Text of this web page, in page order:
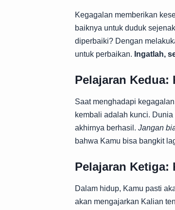
Kegagalan memberikan
baiknya untuk duduk
diperbaiki? Dengan
untuk perbaikan. Ingatlah,
Pelajaran Kedua:
Saat menghadapi
kembali adalah kunci.
akhirnya berhasil. Jangan
bahwa Kamu bisa bangkit
Pelajaran Ketiga:
Dalam hidup, Kamu pasti
akan mengajarkan Kalian